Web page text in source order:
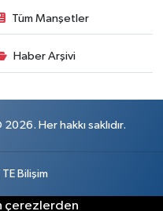
Tüm Manşetler
Haber Arşivi
Her hakkı saklıdır.
TE Bilişim
çerezlerden